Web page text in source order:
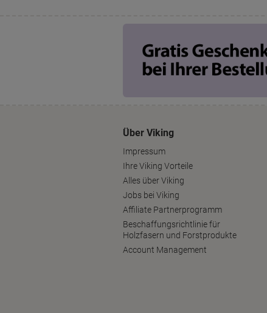
Über Viking
Impressum
Ihre Viking Vorteile
Alles über Viking
Jobs bei Viking
Affiliate Partnerprogramm
Beschaffungsrichtlinie für
Holzfasern und Forstprodukte
Account Management